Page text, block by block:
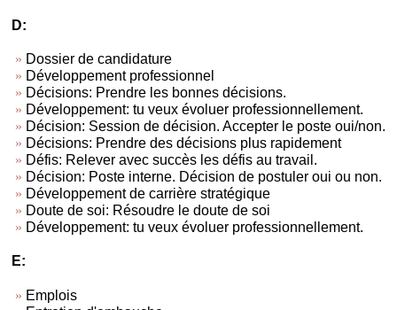
D:
Dossier de candidature
Développement professionnel
Décisions: Prendre les bonnes décisions.
Développement: tu veux évoluer professionnellement.
Décision: Session de décision. Accepter le poste oui/non.
Décisions: Prendre des décisions plus rapidement
Défis: Relever avec succès les défis au travail.
Décision: Poste interne. Décision de postuler oui ou non.
Développement de carrière stratégique
Doute de soi: Résoudre le doute de soi
Développement: tu veux évoluer professionnellement.
E:
Emplois